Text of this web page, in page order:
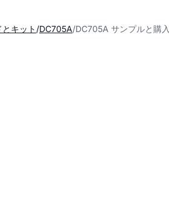
キット DC705A DC705A サンプルと購入